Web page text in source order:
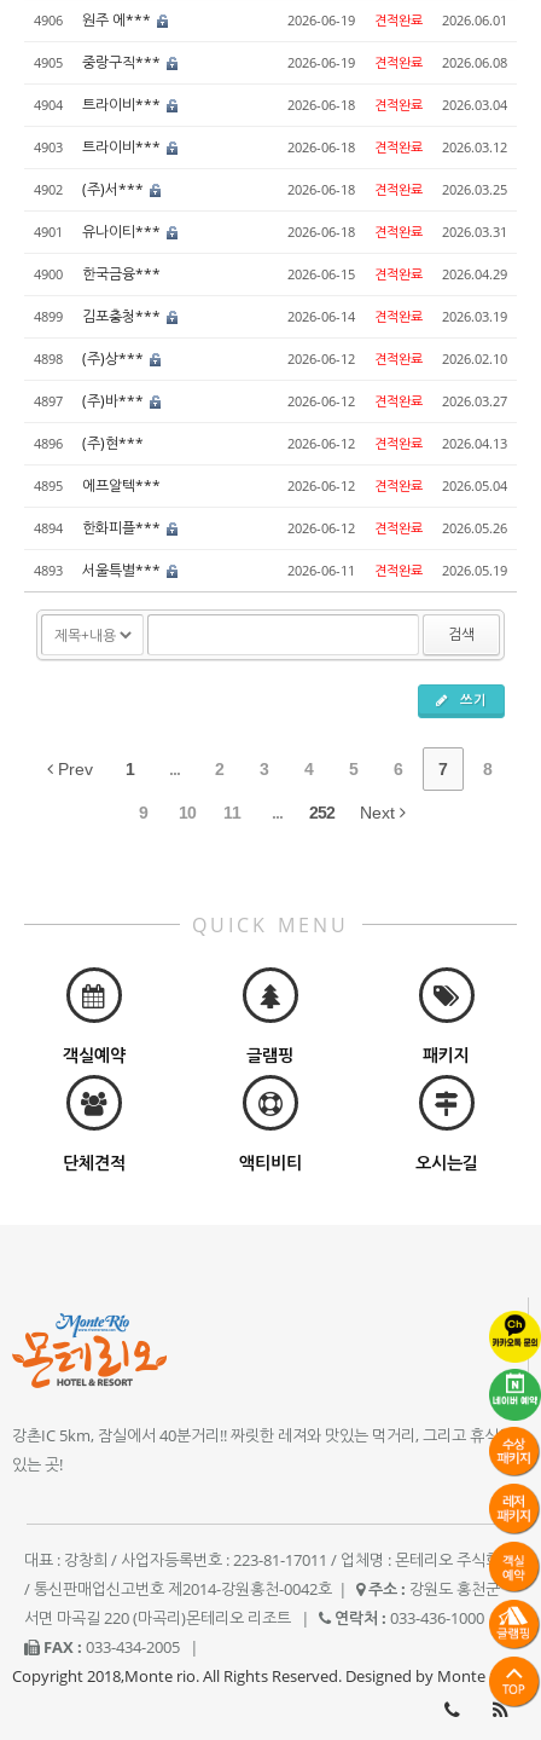
4906 원주 에*** 2026-06-19 견적완료 2026.06.01
4905 중랑구직*** 2026-06-19 견적완료 2026.06.08
4904 트라이비*** 2026-06-18 견적완료 2026.03.04
4903 트라이비*** 2026-06-18 견적완료 2026.03.12
4902 (주)서*** 2026-06-18 견적완료 2026.03.25
4901 유나이티*** 2026-06-18 견적완료 2026.03.31
4900 한국금융*** 2026-06-15 견적완료 2026.04.29
4899 김포충청*** 2026-06-14 견적완료 2026.03.19
4898 (주)상*** 2026-06-12 견적완료 2026.02.10
4897 (주)바*** 2026-06-12 견적완료 2026.03.27
4896 (주)현*** 2026-06-12 견적완료 2026.04.13
4895 에프알텍*** 2026-06-12 견적완료 2026.05.04
4894 한화피플*** 2026-06-12 견적완료 2026.05.26
4893 서울특별*** 2026-06-11 견적완료 2026.05.19
검색
쓰기
Prev 1 ... 2 3 4 5 6 7 8
9 10 11 ... 252 Next
QUICK MENU
객실예약 글램핑 패키지
단체견적 액티비티 오시는길
강촌IC 5km, 잠실에서 40분거리!! 짜릿한 레져와 맛있는 먹거리, 그리고 휴식이
있는 곳!
대표 : 강창희 / 사업자등록번호 : 223-81-17011 / 업체명 : 몬테리오 주식회사
/ 통신판매업신고번호 제2014-강원홍천-0042호 | 주소 : 강원도 홍천군
서면 마곡길 220 (마곡리)몬테리오 리조트
| 연락처 : 033-436-1000
|
FAX : 033-434-2005
|
Copyright 2018,Monte rio. All Rights Reserved. Designed by Monte rio.